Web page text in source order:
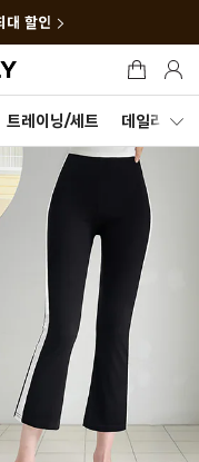
할인
트레이닝/세트 데일리세트